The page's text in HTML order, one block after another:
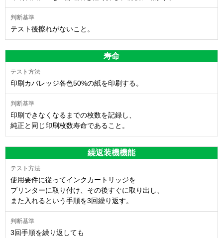
テスト後擦れがないこと。
寿命
印刷カバレッジ各色50%の紙を印刷する。
印刷できなくなるまでの枚数を記録し、
純正と同じ印刷枚数寿命であること。
繰返装機機能
使用要件に従ってインクカートリッジを
プリンターに取り付け、その後すぐに取り出し、
また入れるという手順を3回繰り返す。
3回手順を繰り返しても